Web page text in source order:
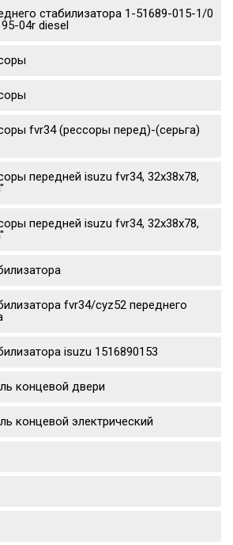
стабилизатора 1-51689-015-1/0
04r diesel
fvr34 (рессоры перед)-(серьга)
передней isuzu fvr34, 32x38x78,
передней isuzu fvr34, 32x38x78,
fvr34/cyz52 переднего
isuzu 1516890153
концевой двери
концевой электрический